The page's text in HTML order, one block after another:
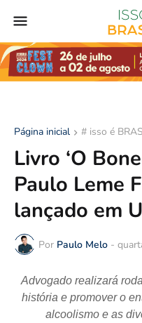
Página inicial # isso é
Livro ‘O
Paulo Leme
lançado em
Por Paulo Melo -
Advogado realizará
história e promover o
alcoolismo e as